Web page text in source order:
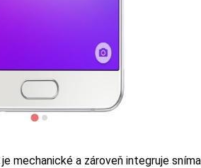
mechanické a zároveň integruje